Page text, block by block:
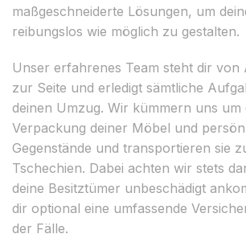
maßgeschneiderte Lösungen, um
reibungslos wie möglich zu gestalten.
Unser erfahrenes Team steht dir von
zur Seite und erledigt sämtliche
deinen Umzug. Wir kümmern uns um
Verpackung deiner Möbel und
Gegenstände und transportieren sie
Tschechien. Dabei achten wir stets
deine Besitztümer unbeschädigt
dir optional eine umfassende
der Fälle.